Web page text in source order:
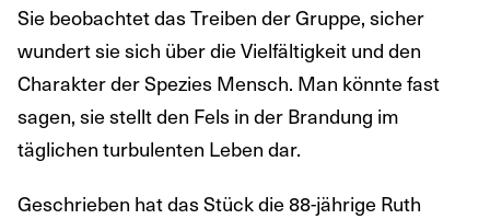
Sie beobachtet das Treiben der Gruppe, sicher
wundert sie sich über die Vielfältigkeit und den
Charakter der Spezies Mensch. Man könnte fast
sagen, sie stellt den Fels in der Brandung im
täglichen turbulenten Leben dar.
Geschrieben hat das Stück die 88-jährige Ruth